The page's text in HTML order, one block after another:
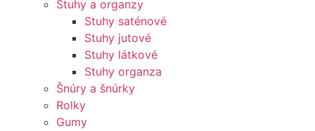
Stuhy a organzy
Stuhy saténové
Stuhy jutové
Stuhy látkové
Stuhy organza
Šnúry a šnúrky
Rolky
Gumy